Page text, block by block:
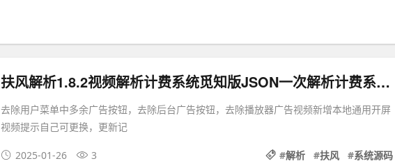
扶风解析1.8.2视频解析计费系统觅知版JSON一次解析计费系统源码
去除用户菜单中多余广告按钮，去除后台广告按钮，去除播放器广告视频新增本地通用开屏
视频提示自己可更换，更新记
2025-01-26 3 #解析 #扶风 #系统源码